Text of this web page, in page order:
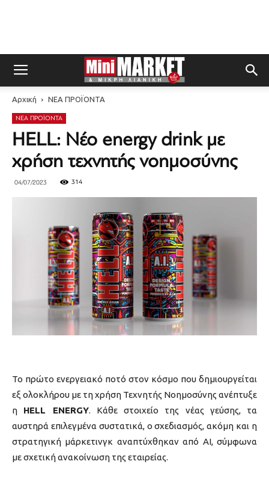
Αρχική ΝΕΑ ΠΡΟΪΟΝΤΑ
ΝΕΑ ΠΡΟΪΟΝΤΑ
HELL: Νέο energy drink με
χρήση τεχνητής νοημοσύνης
04/07/2023 314
Το πρώτο ενεργειακό ποτό στον κόσμο που δημιουργείται
εξ ολοκλήρου με τη χρήση Τεχνητής Νοημοσύνης ανέπτυξε
η HELL ENERGY. Κάθε στοιχείο της νέας γεύσης, τα
αυστηρά επιλεγμένα συστατικά, ο σχεδιασμός, ακόμη και η
στρατηγική μάρκετινγκ αναπτύχθηκαν από AI, σύμφωνα
με σχετική ανακοίνωση της εταιρείας.